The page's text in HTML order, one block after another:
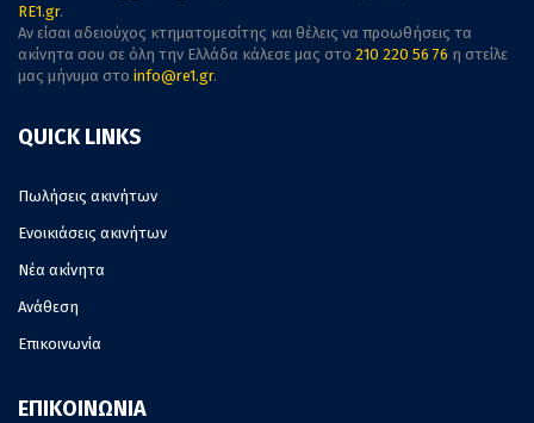
RE1.gr.
Αν είσαι αδειούχος κτηματομεσίτης και θέλεις να προωθήσεις τα
ακίνητα σου σε όλη την Ελλάδα κάλεσε μας στο 210 220 56 76 η στείλε
μας μήνυμα στο info@re1.gr.
QUICK LINKS
Πωλήσεις ακινήτων
Ενοικιάσεις ακινήτων
Νέα ακίνητα
Ανάθεση
Επικοινωνία
ΕΠΙΚΟΙΝΩΝΙΑ